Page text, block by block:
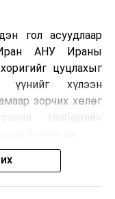
гол асуудлаар
АНУ Ираны
цуцлахыг
хүлээн
зорчих хөлөг
төлбөрийн
руу нэвтрэх